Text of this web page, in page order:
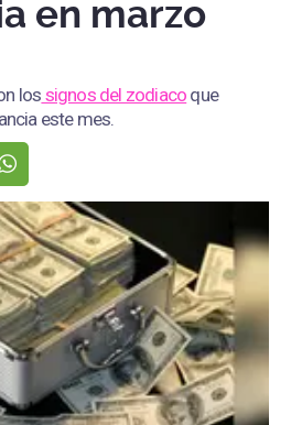
en marzo
los signos del zodiaco que
este mes.